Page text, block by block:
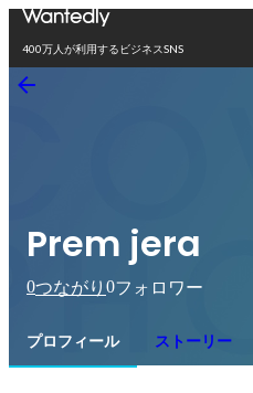
400万人が利用するビジネスSNS
Prem jera
0つながり 0フォロワー
プロフィール ストーリー